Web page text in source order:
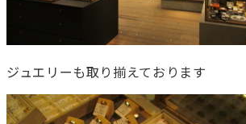
ジュエリーも取り揃えております